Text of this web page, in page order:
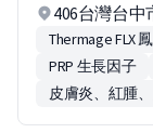
406台灣台中
Thermage FLX
PRP 生長因子
皮膚炎、紅腫